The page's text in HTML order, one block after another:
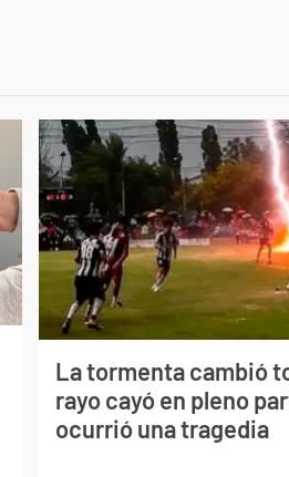
La tormenta cambió
rayo cayó en pleno
ocurrió una tragedia